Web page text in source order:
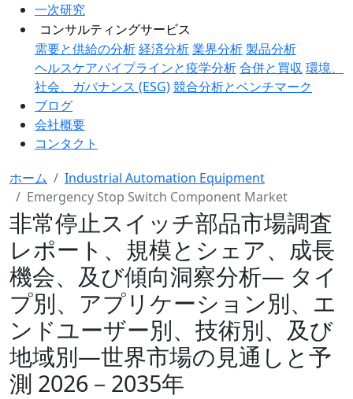
一次研究
コンサルティングサービス
需要と供給の分析経済分析業界分析製品分析
ヘルスケアパイプラインと疫学分析合併と買収 環境、
社会、ガバナンス (ESG)競合分析とベンチマーク
ブログ
会社概要
コンタクト
ホーム
Industrial Automation Equipment
Emergency Stop Switch Component Market
非常停止スイッチ部品市場調査
レポート、規模とシェア、成長
機会、及び傾向洞察分析― タイ
プ別、アプリケーション別、エ
ンドユーザー別、技術別、及び
地域別―世界市場の見通しと予
測 2026－2035年